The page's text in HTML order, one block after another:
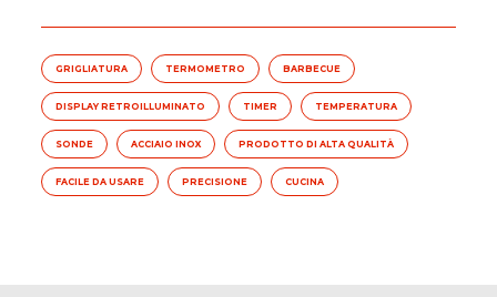
GRIGLIATURA TERMOMETRO BARBECUE
DISPLAY RETROILLUMINATO TIMER TEMPERATURA
SONDE ACCIAIO INOX PRODOTTO DI ALTA QUALITÀ
FACILE DA USARE PRECISIONE CUCINA